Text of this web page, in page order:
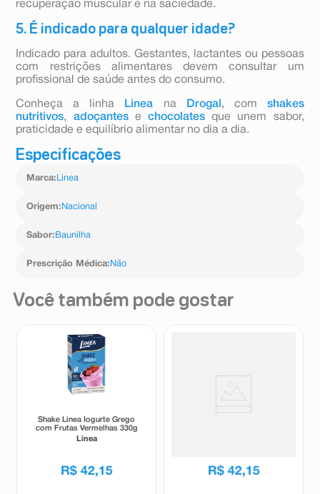
recuperação muscular e na saciedade.
5. É indicado para qualquer idade?
Indicado para adultos. Gestantes, lactantes ou pessoas
com restrições alimentares devem consultar um
profissional de saúde antes do consumo.
Conheça a linha Linea na Drogal , com shakes
nutritivos, adoçantese chocolates que unem sabor,
praticidade e equilíbrio alimentar no dia a dia.
Especificações
Marca: Linea
Origem: Nacional
Sabor: Baunilha
Prescrição Médica: Não
Você também pode gostar
Shake Linea Iogurte Grego
com Frutas Vermelhas 330g
Linea
R$ 42,15 R$ 42,15